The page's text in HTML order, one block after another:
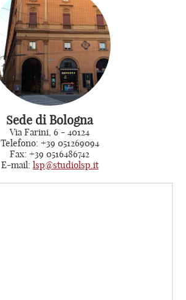
Sede di Bologna
Via Farini, 6 - 40124
Telefono: +39 051269094
Fax: +39 0516486742
E-mail: lsp@studiolsp.it